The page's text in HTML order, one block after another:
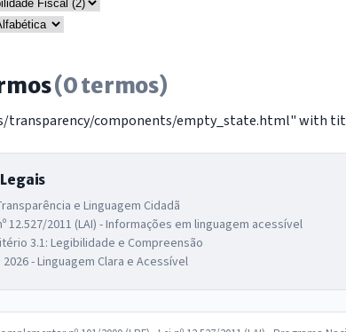
(0 termos)
transparency/components/empty_state.html" with
e Linguagem Cidadã
12.527/2011 (LAI) - Informações em linguagem acessível
3.1: Legibilidade e Compreensão
- Linguagem Clara e Acessível